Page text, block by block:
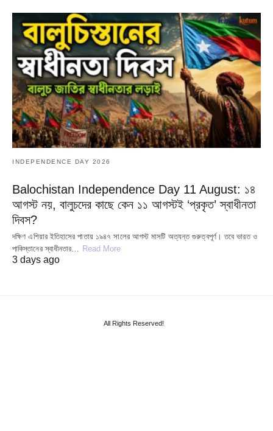
INDEPENDENCE DAY 2026
Balochistan Independence Day 11 August: ১৪
আগস্ট নয়, বালুচদের কাছে কেন ১১ আগস্টই ‘প্রকৃত’ স্বাধীনতা
দিবস?
দক্ষিণ এশিয়ার ইতিহাসের পাতায় ১৯৪৭ সালের আগস্ট মাসটি অত্যন্ত গুরুত্বপূর্ণ। তবে ভারত ও
পাকিস্তানের স্বাধীনতার… Read More
3 days ago
All Rights Reserved!